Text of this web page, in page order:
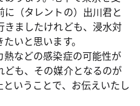
（タレントの）出川君と
きましたけれども、浸水対
いと思います。
などの感染症の可能性が
も、その媒介となるのが
いうことで、お伝えいたし